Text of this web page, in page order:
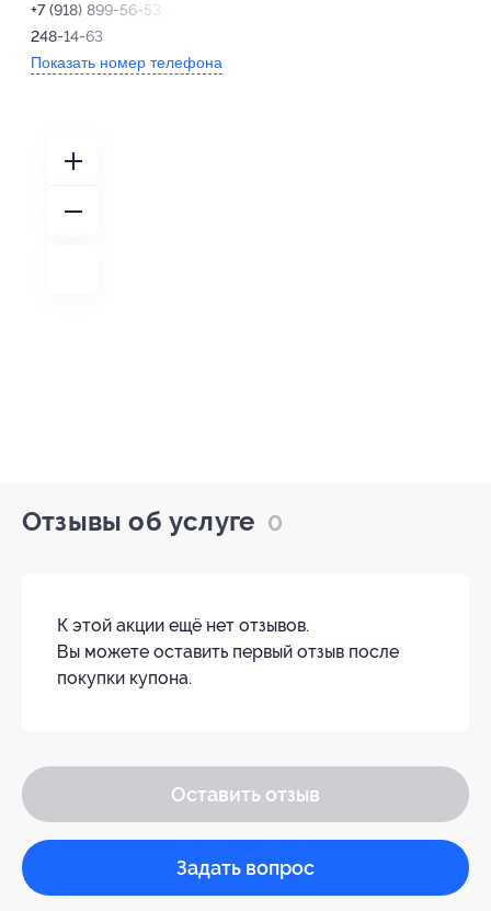
+7 (918) 899-56-53, +7 (863)
248-14-63
Показать номер телефона
Отзывы об услуге 0
К этой акции ещё нет отзывов.
Вы можете оставить первый отзыв после
покупки купона.
Оставить отзыв
Задать вопрос